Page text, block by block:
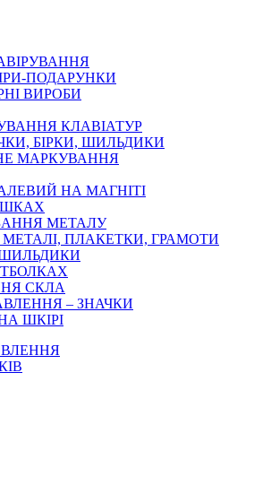
ПОДАРУНКИ
ВИРОБИ
КЛАВІАТУР
БІРКИ, ШИЛЬДИКИ
МАРКУВАННЯ
НА МАГНІТІ
МЕТАЛУ
ПЛАКЕТКИ, ГРАМОТИ
СКЛА
– ЗНАЧКИ
ШКІРІ
ОПТ